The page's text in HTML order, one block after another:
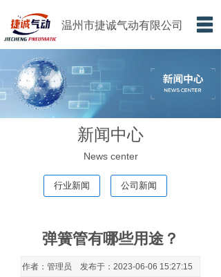
温州市捷诚气动有限公司
首页
产品中心
新闻中心
英文
新闻中心
News center
行业新闻 公司新闻
弹簧管有哪些用途？
作者：管理员 发布于：2023-06-06 15:27:15